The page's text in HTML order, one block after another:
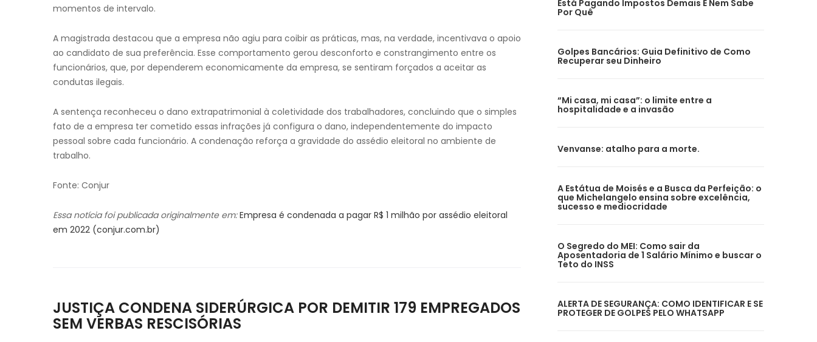
momentos de intervalo.
A magistrada destacou que a empresa não agiu para coibir as práticas, mas, na verdade, incentivava o apoio
ao candidato de sua preferência. Esse comportamento gerou desconforto e constrangimento entre os
funcionários, que, por dependerem economicamente da empresa, se sentiram forçados a aceitar as
condutas ilegais.
A sentença reconheceu o dano extrapatrimonial à coletividade dos trabalhadores, concluindo que o simples
fato de a empresa ter cometido essas infrações já configura o dano, independentemente do impacto
pessoal sobre cada funcionário. A condenação reforça a gravidade do assédio eleitoral no ambiente de
trabalho.
Fonte: Conjur
Essa notícia foi publicada originalmente em: Empresa é condenada a pagar R$ 1 milhão por assédio eleitoral
em 2022 (conjur.com.br)
JUSTIÇA CONDENA SIDERÚRGICA POR DEMITIR 179 EMPREGADOS
SEM VERBAS RESCISÓRIAS
Está Pagando Impostos Demais E Nem Sabe
Por Quê
Golpes Bancários: Guia Definitivo de Como
Recuperar seu Dinheiro
“Mi casa, mi casa”: o limite entre a
hospitalidade e a invasão
Venvanse: atalho para a morte.
A Estátua de Moisés e a Busca da Perfeição: o
que Michelangelo ensina sobre excelência,
sucesso e mediocridade
O Segredo do MEI: Como sair da
Aposentadoria de 1 Salário Mínimo e buscar o
Teto do INSS
ALERTA DE SEGURANÇA: COMO IDENTIFICAR E SE
PROTEGER DE GOLPES PELO WHATSAPP